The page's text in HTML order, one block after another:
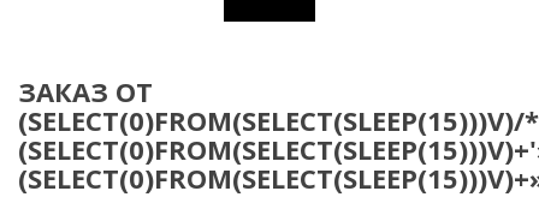
ЗАКАЗ ОТ
(SELECT(0)FROM(SELECT(SLEEP(15)))V)/